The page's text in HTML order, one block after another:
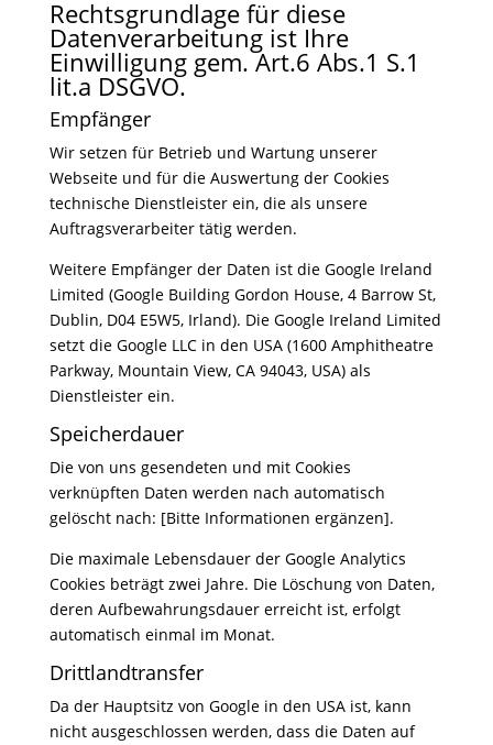
Rechtsgrundlage für diese
Datenverarbeitung ist Ihre
Einwilligung gem. Art.6 Abs.1 S.1
lit.a DSGVO.
Empfänger
Wir setzen für Betrieb und Wartung unserer
Webseite und für die Auswertung der Cookies
technische Dienstleister ein, die als unsere
Auftragsverarbeiter tätig werden.
Weitere Empfänger der Daten ist die Google Ireland
Limited (Google Building Gordon House, 4 Barrow St,
Dublin, D04 E5W5, Irland). Die Google Ireland Limited
setzt die Google LLC in den USA (1600 Amphitheatre
Parkway, Mountain View, CA 94043, USA) als
Dienstleister ein.
Speicherdauer
Die von uns gesendeten und mit Cookies
verknüpften Daten werden nach automatisch
gelöscht nach: [Bitte Informationen ergänzen].
Die maximale Lebensdauer der Google Analytics
Cookies beträgt zwei Jahre. Die Löschung von Daten,
deren Aufbewahrungsdauer erreicht ist, erfolgt
automatisch einmal im Monat.
Drittlandtransfer
Da der Hauptsitz von Google in den USA ist, kann
nicht ausgeschlossen werden, dass die Daten auf